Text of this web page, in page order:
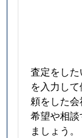
査定をし
を入力し
頼をした会
希望や相
ましょう。